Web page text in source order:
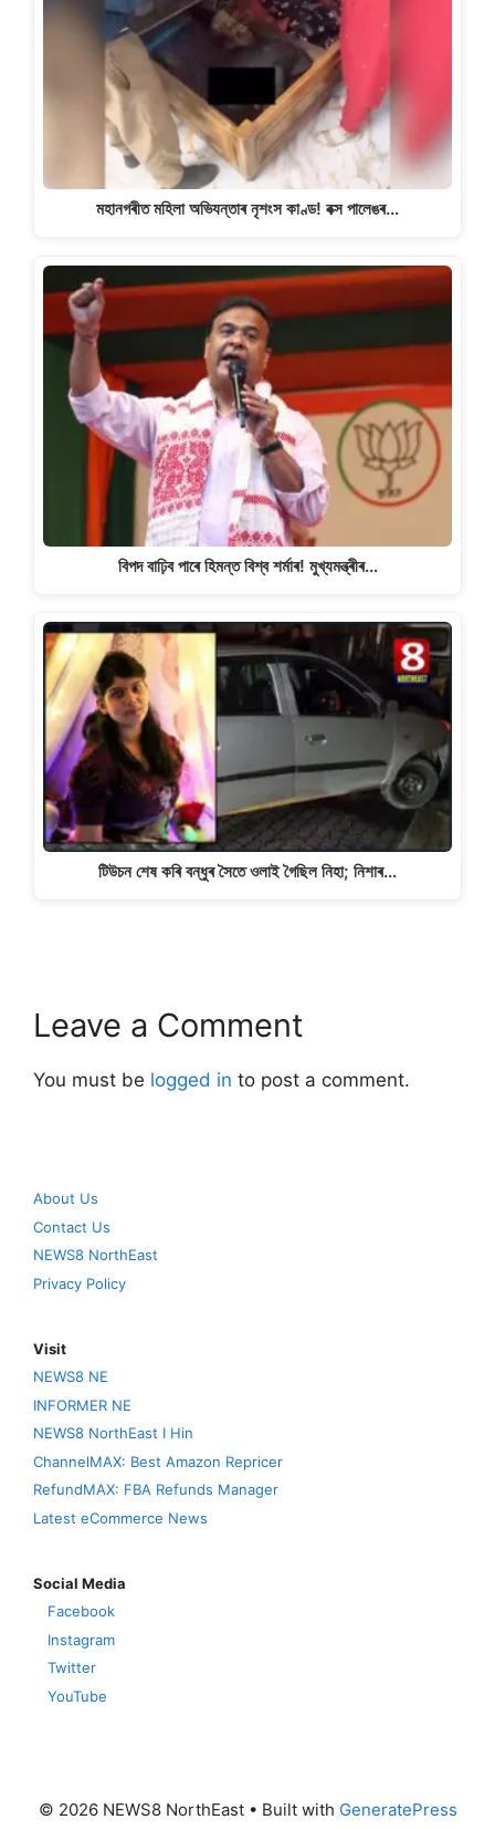
মহানগৰীত মহিলা অভিযন্তাৰ নৃশংস কাণ্ড! বক্স পালেঙৰ…
বিপদ বাঢ়িব পাৰে হিমন্ত বিশ্ব শৰ্মাৰ! মুখ্যমন্ত্ৰীৰ…
টিউচন শেষ কৰি বন্ধুৰ সৈতে ওলাই গৈছিল নিহা; নিশাৰ…
Leave a Comment
You must be logged in to post a comment.
About Us
Contact Us
NEWS8 NorthEast
Privacy Policy
Visit
NEWS8 NE
INFORMER NE
NEWS8 NorthEast I Hin
ChannelMAX: Best Amazon Repricer
RefundMAX: FBA Refunds Manager
Latest eCommerce News
Social Media
Facebook
Instagram
Twitter
YouTube
© 2026 NEWS8 NorthEast• Built with GeneratePress